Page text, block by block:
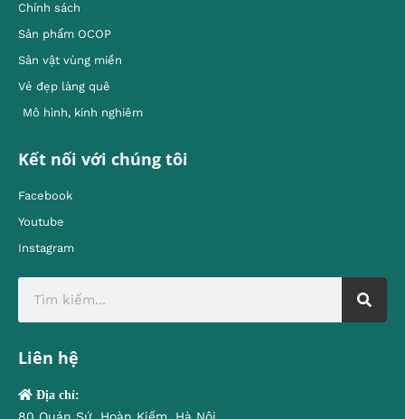
Chính sách
Sản phẩm OCOP
Sản vật vùng miền
Vẻ đẹp làng quê
Mô hình, kinh nghiêm
Kết nối với chúng tôi
Facebook
Youtube
Instagram
Liên hệ
Địa chỉ: